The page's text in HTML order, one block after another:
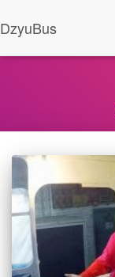
DzyuBus